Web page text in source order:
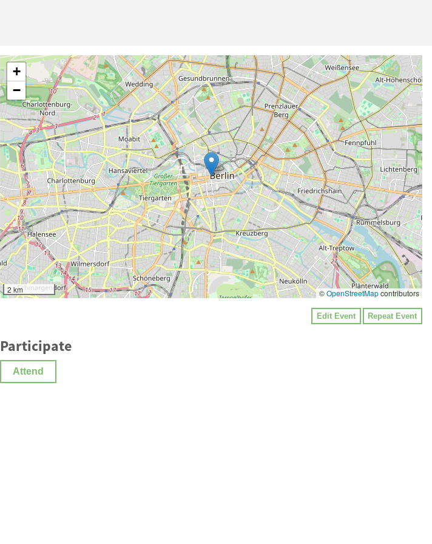
+
−
2 km ©OpenStreetMapcontributors
Edit Event Repeat Event
Participate
Attend